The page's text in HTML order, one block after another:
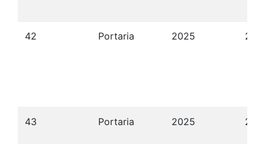
42 Portaria 2025 25/
43 Portaria 2025 26/